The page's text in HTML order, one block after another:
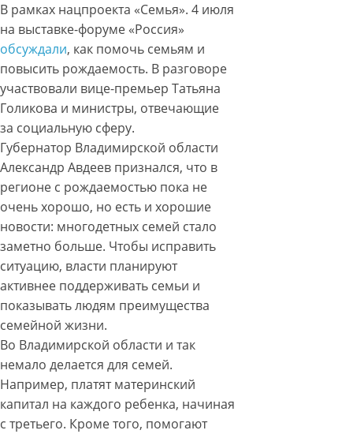
В рамках нацпроекта «Семья». 4 июля
на выставке-форуме «Россия»
обсуждали, как помочь семьям и
повысить рождаемость. В разговоре
участвовали вице-премьер Татьяна
Голикова и министры, отвечающие
за социальную сферу.
Губернатор Владимирской области
Александр Авдеев признался, что в
регионе с рождаемостью пока не
очень хорошо, но есть и хорошие
новости: многодетных семей стало
заметно больше. Чтобы исправить
ситуацию, власти планируют
активнее поддерживать семьи и
показывать людям преимущества
семейной жизни.
Во Владимирской области и так
немало делается для семей.
Например, платят материнский
капитал на каждого ребенка, начиная
с третьего. Кроме того, помогают